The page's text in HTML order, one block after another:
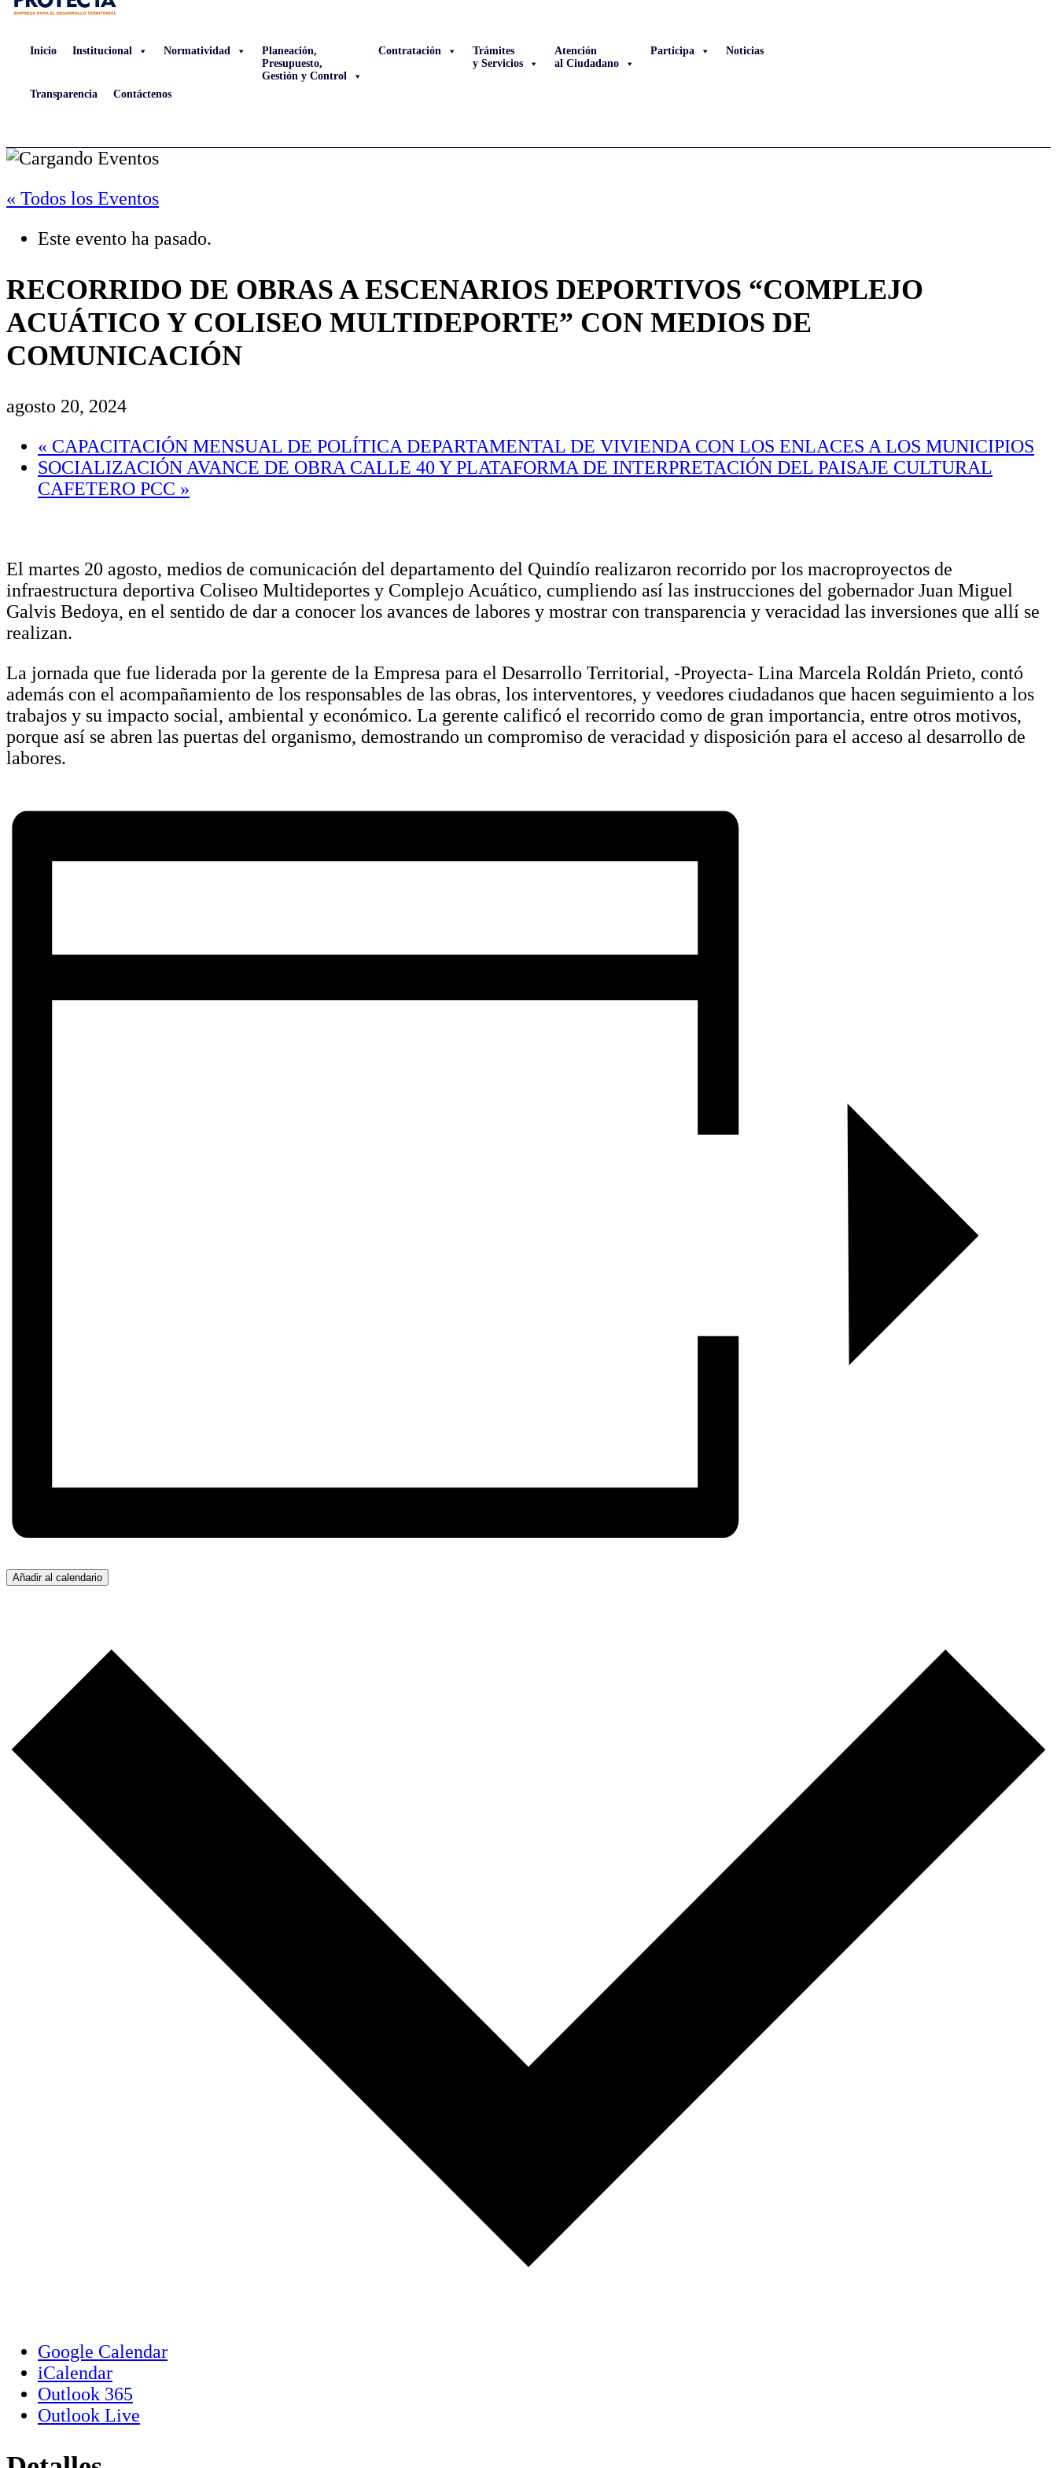
Inicio Institucional Normatividad
Planeación,
Presupuesto,
Gestión y Control
Contratación
Trámites
y Servicios
Atención
al Ciudadano
Participa Noticias
Transparencia Contáctenos
« Todos los Eventos
Este evento ha pasado.
RECORRIDO DE OBRAS A ESCENARIOS DEPORTIVOS “COMPLEJO
ACUÁTICO Y COLISEO MULTIDEPORTE” CON MEDIOS DE
COMUNICACIÓN
agosto 20, 2024
« CAPACITACIÓN MENSUAL DE POLÍTICA DEPARTAMENTAL DE VIVIENDA CON LOS ENLACES A LOS MUNICIPIOS
SOCIALIZACIÓN AVANCE DE OBRA CALLE 40 Y PLATAFORMA DE INTERPRETACIÓN DEL PAISAJE CULTURAL
CAFETERO PCC »
El martes 20 agosto, medios de comunicación del departamento del Quindío realizaron recorrido por los macroproyectos de
infraestructura deportiva Coliseo Multideportes y Complejo Acuático, cumpliendo así las instrucciones del gobernador Juan Miguel
Galvis Bedoya, en el sentido de dar a conocer los avances de labores y mostrar con transparencia y veracidad las inversiones que allí se
realizan.
La jornada que fue liderada por la gerente de la Empresa para el Desarrollo Territorial, -Proyecta- Lina Marcela Roldán Prieto, contó
además con el acompañamiento de los responsables de las obras, los interventores, y veedores ciudadanos que hacen seguimiento a los
trabajos y su impacto social, ambiental y económico. La gerente calificó el recorrido como de gran importancia, entre otros motivos,
porque así se abren las puertas del organismo, demostrando un compromiso de veracidad y disposición para el acceso al desarrollo de
labores.
Añadir al calendario
Google Calendar
iCalendar
Outlook 365
Outlook Live